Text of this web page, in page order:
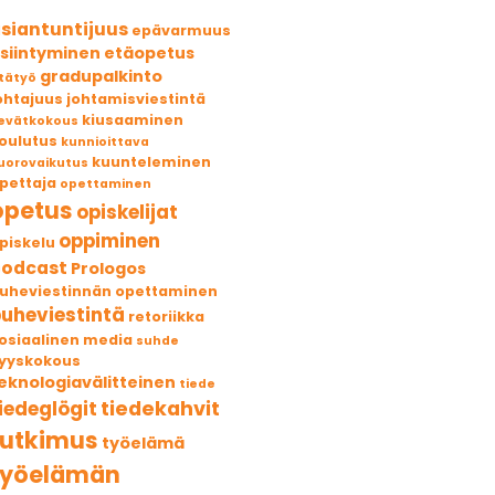
epävarmuus
etäopetus
gradupalkinto
johtamisviestintä
kiusaaminen
kunnioittava
kuunteleminen
opettaminen
opiskelijat
oppiminen
Prologos
opettaminen
retoriikka
media suhde
tiede
tiedekahvit
työelämä